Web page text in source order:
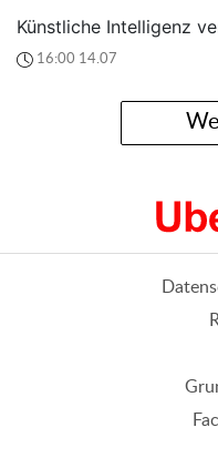
Künstliche Intelligenz
16:00 14.07